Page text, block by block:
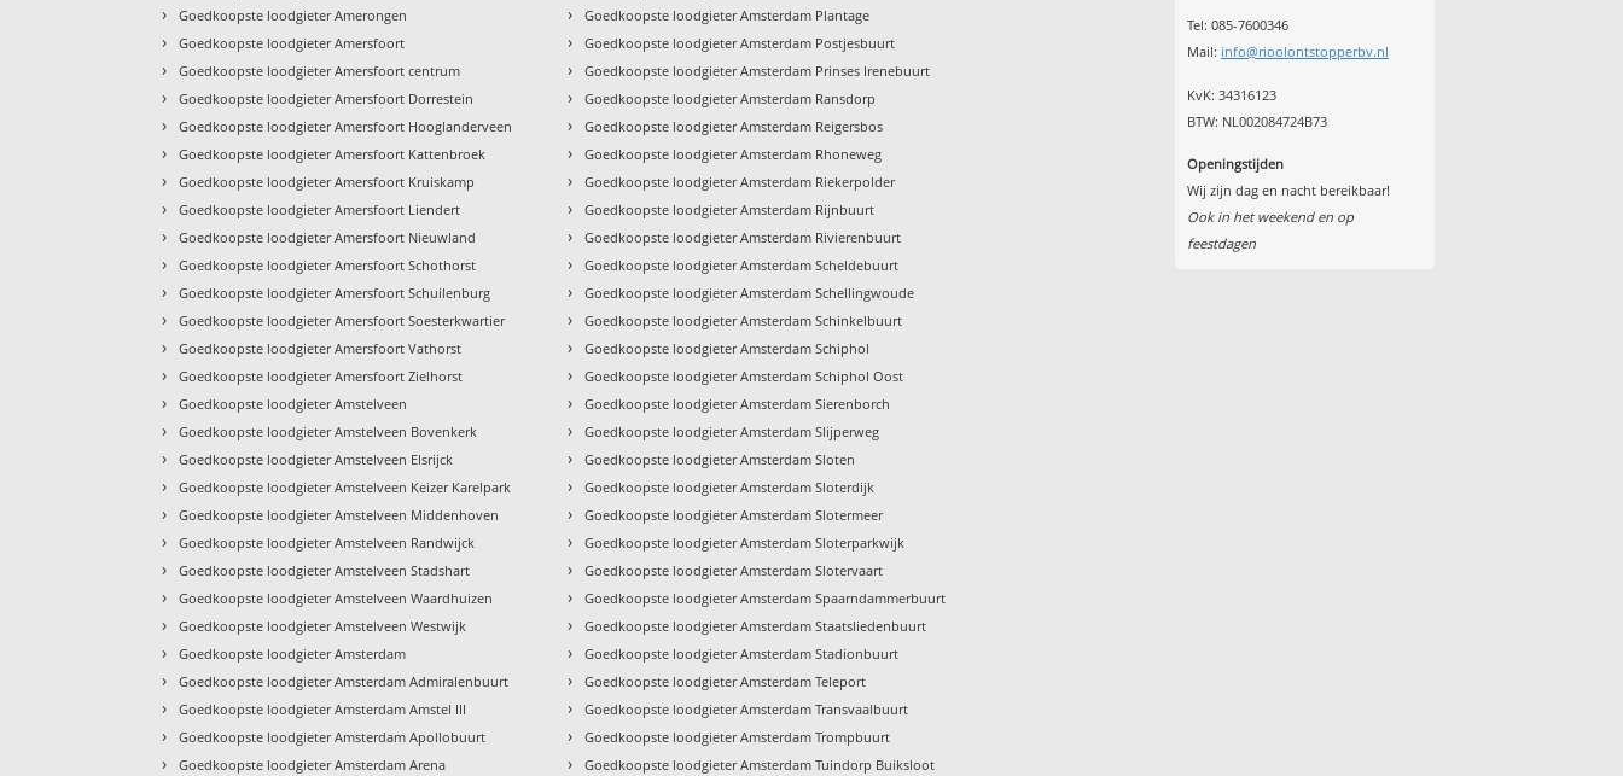
› Goedkoopste loodgieter Amerongen
› Goedkoopste loodgieter Amersfoort
› Goedkoopste loodgieter Amersfoort centrum
› Goedkoopste loodgieter Amersfoort Dorrestein
› Goedkoopste loodgieter Amersfoort Hooglanderveen
› Goedkoopste loodgieter Amersfoort Kattenbroek
› Goedkoopste loodgieter Amersfoort Kruiskamp
› Goedkoopste loodgieter Amersfoort Liendert
› Goedkoopste loodgieter Amersfoort Nieuwland
› Goedkoopste loodgieter Amersfoort Schothorst
› Goedkoopste loodgieter Amersfoort Schuilenburg
› Goedkoopste loodgieter Amersfoort Soesterkwartier
› Goedkoopste loodgieter Amersfoort Vathorst
› Goedkoopste loodgieter Amersfoort Zielhorst
› Goedkoopste loodgieter Amstelveen
› Goedkoopste loodgieter Amstelveen Bovenkerk
› Goedkoopste loodgieter Amstelveen Elsrijck
› Goedkoopste loodgieter Amstelveen Keizer Karelpark
› Goedkoopste loodgieter Amstelveen Middenhoven
› Goedkoopste loodgieter Amstelveen Randwijck
› Goedkoopste loodgieter Amstelveen Stadshart
› Goedkoopste loodgieter Amstelveen Waardhuizen
› Goedkoopste loodgieter Amstelveen Westwijk
› Goedkoopste loodgieter Amsterdam
› Goedkoopste loodgieter Amsterdam Admiralenbuurt
› Goedkoopste loodgieter Amsterdam Amstel III
› Goedkoopste loodgieter Amsterdam Apollobuurt
› Goedkoopste loodgieter Amsterdam Arena
› Goedkoopste loodgieter Amsterdam Plantage
› Goedkoopste loodgieter Amsterdam Postjesbuurt
› Goedkoopste loodgieter Amsterdam Prinses Irenebuurt
› Goedkoopste loodgieter Amsterdam Ransdorp
› Goedkoopste loodgieter Amsterdam Reigersbos
› Goedkoopste loodgieter Amsterdam Rhoneweg
› Goedkoopste loodgieter Amsterdam Riekerpolder
› Goedkoopste loodgieter Amsterdam Rijnbuurt
› Goedkoopste loodgieter Amsterdam Rivierenbuurt
› Goedkoopste loodgieter Amsterdam Scheldebuurt
› Goedkoopste loodgieter Amsterdam Schellingwoude
› Goedkoopste loodgieter Amsterdam Schinkelbuurt
› Goedkoopste loodgieter Amsterdam Schiphol
› Goedkoopste loodgieter Amsterdam Schiphol Oost
› Goedkoopste loodgieter Amsterdam Sierenborch
› Goedkoopste loodgieter Amsterdam Slijperweg
› Goedkoopste loodgieter Amsterdam Sloten
› Goedkoopste loodgieter Amsterdam Sloterdijk
› Goedkoopste loodgieter Amsterdam Slotermeer
› Goedkoopste loodgieter Amsterdam Sloterparkwijk
› Goedkoopste loodgieter Amsterdam Slotervaart
› Goedkoopste loodgieter Amsterdam Spaarndammerbuurt
› Goedkoopste loodgieter Amsterdam Staatsliedenbuurt
› Goedkoopste loodgieter Amsterdam Stadionbuurt
› Goedkoopste loodgieter Amsterdam Teleport
› Goedkoopste loodgieter Amsterdam Transvaalbuurt
› Goedkoopste loodgieter Amsterdam Trompbuurt
› Goedkoopste loodgieter Amsterdam Tuindorp Buiksloot
Tel:085-7600346
Mail: info@rioolontstopperbv.nl
KvK: 34316123
BTW: NL002084724B73
Openingstijden
Wij zijn dag en nacht bereikbaar!
Ook in het weekend en op
feestdagen